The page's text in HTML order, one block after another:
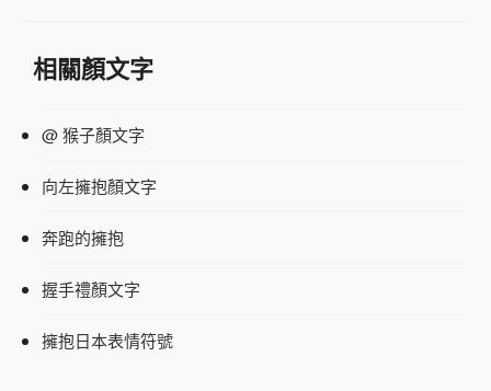
相關顏文字
@ 猴子顏文字
向左擁抱顏文字
奔跑的擁抱
握手禮顏文字
擁抱日本表情符號